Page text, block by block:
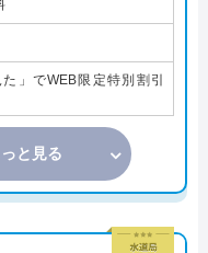
」でWEB限定特別割引
と見る